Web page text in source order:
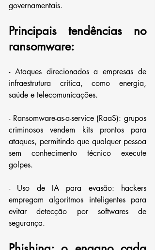
governamentais.
Principais tendências no
ransomware:
- Ataques direcionados a empresas de
infraestrutura crítica, como energia,
saúde e telecomunicações.
- Ransomware-as-a-service (RaaS): grupos
criminosos vendem kits prontos para
ataques, permitindo que qualquer pessoa
sem conhecimento técnico execute
golpes.
- Uso de IA para evasão: hackers
empregam algoritmos inteligentes para
evitar detecção por softwares de
segurança.